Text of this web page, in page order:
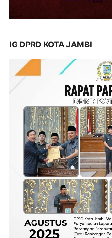
IG DPRD KOTA JAMBI